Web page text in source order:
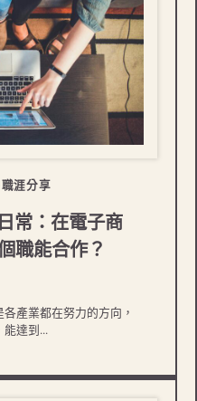
職涯分享
常：在電子商
職能合作？
產業都在努力的方向，
能達到...